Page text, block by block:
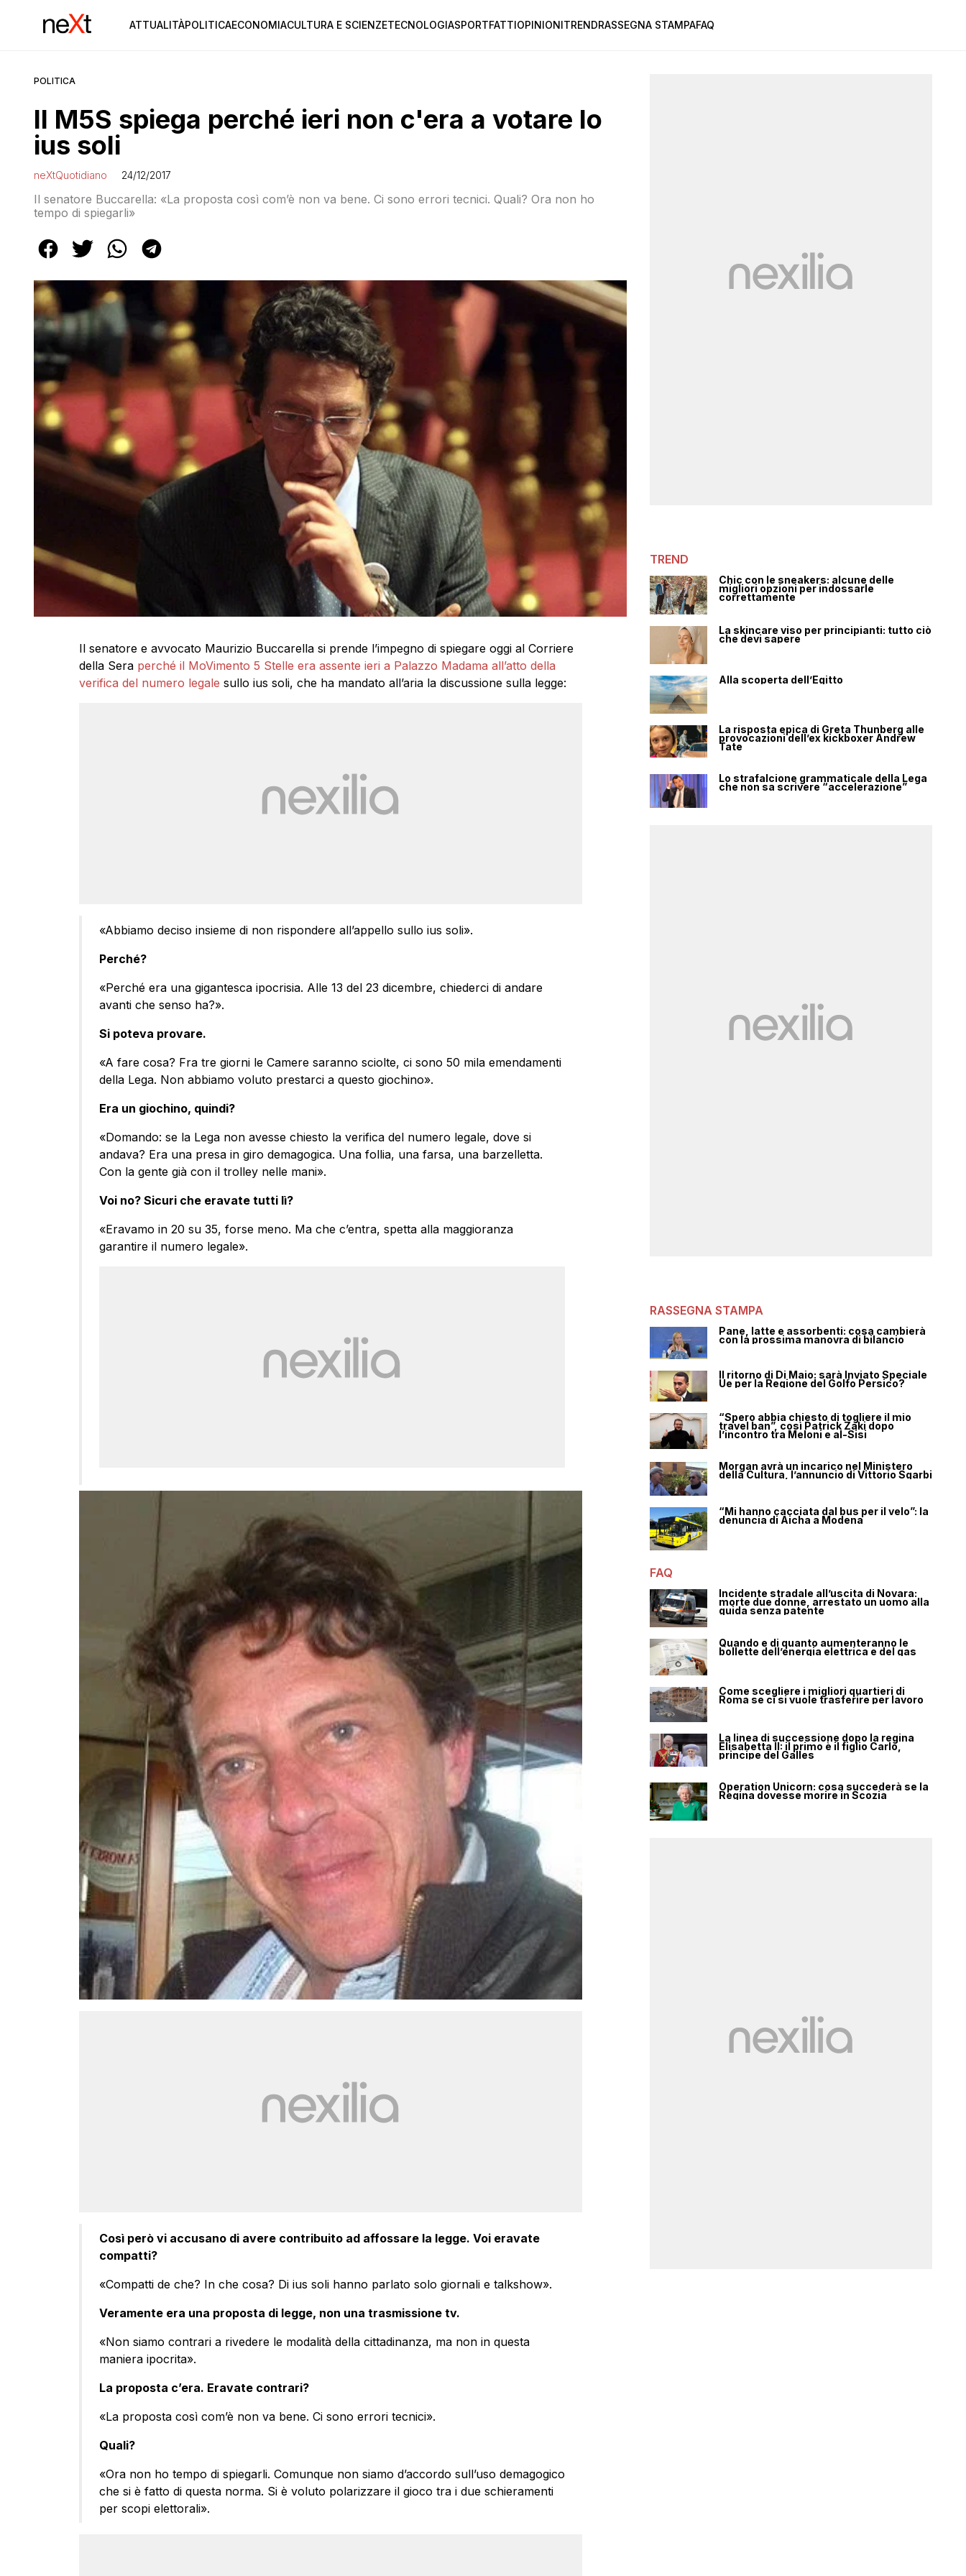
ATTUALITÀPOLITICAECONOMIACULTURA E SCIENZETECNOLOGIASPORTFATTIOPINIONITRENDRASSEGNA STAMPAFAQ
POLITICA
Il M5S spiega perché ieri non c'era a votare lo
ius soli
neXtQuotidiano 24/12/2017
Il senatore Buccarella: «La proposta così com’è non va bene. Ci sono errori tecnici. Quali? Ora non ho
tempo di spiegarli»
Il senatore e avvocato Maurizio Buccarella si prende l’impegno di spiegare oggi al Corriere
della Sera perché il MoVimento 5 Stelle era assente ieri a Palazzo Madama all’atto della
verifica del numero legale sullo ius soli, che ha mandato all’aria la discussione sulla legge:
«Abbiamo deciso insieme di non rispondere all’appello sullo ius soli».
Perché?
«Perché era una gigantesca ipocrisia. Alle 13 del 23 dicembre, chiederci di andare
avanti che senso ha?».
Si poteva provare.
«A fare cosa? Fra tre giorni le Camere saranno sciolte, ci sono 50 mila emendamenti
della Lega. Non abbiamo voluto prestarci a questo giochino».
Era un giochino, quindi?
«Domando: se la Lega non avesse chiesto la verifica del numero legale, dove si
andava? Era una presa in giro demagogica. Una follia, una farsa, una barzelletta.
Con la gente già con il trolley nelle mani».
Voi no? Sicuri che eravate tutti lì?
«Eravamo in 20 su 35, forse meno. Ma che c’entra, spetta alla maggioranza
garantire il numero legale».
Così però vi accusano di avere contribuito ad affossare la legge. Voi eravate
compatti?
«Compatti de che? In che cosa? Di ius soli hanno parlato solo giornali e talkshow».
Veramente era una proposta di legge, non una trasmissione tv.
«Non siamo contrari a rivedere le modalità della cittadinanza, ma non in questa
maniera ipocrita».
La proposta c’era. Eravate contrari?
«La proposta così com’è non va bene. Ci sono errori tecnici».
Quali?
«Ora non ho tempo di spiegarli. Comunque non siamo d’accordo sull’uso demagogico
che si è fatto di questa norma. Si è voluto polarizzare il gioco tra i due schieramenti
per scopi elettorali».
TREND
Chic con le sneakers: alcune delle
migliori opzioni per indossarle
correttamente
La skincare viso per principianti: tutto ciò
che devi sapere
Alla scoperta dell’Egitto
La risposta epica di Greta Thunberg alle
provocazioni dell’ex kickboxer Andrew
Tate
Lo strafalcione grammaticale della Lega
che non sa scrivere “accelerazione”
RASSEGNA STAMPA
Pane, latte e assorbenti: cosa cambierà
con la prossima manovra di bilancio
Il ritorno di Di Maio: sarà Inviato Speciale
Ue per la Regione del Golfo Persico?
“Spero abbia chiesto di togliere il mio
travel ban”, così Patrick Zaki dopo
l’incontro tra Meloni e al-Sisi
Morgan avrà un incarico nel Ministero
della Cultura, l’annuncio di Vittorio Sgarbi
“Mi hanno cacciata dal bus per il velo”: la
denuncia di Aicha a Modena
FAQ
Incidente stradale all’uscita di Novara:
morte due donne, arrestato un uomo alla
guida senza patente
Quando e di quanto aumenteranno le
bollette dell’energia elettrica e del gas
Come scegliere i migliori quartieri di
Roma se ci si vuole trasferire per lavoro
La linea di successione dopo la regina
Elisabetta II: il primo è il figlio Carlo,
principe del Galles
Operation Unicorn: cosa succederà se la
Regina dovesse morire in Scozia